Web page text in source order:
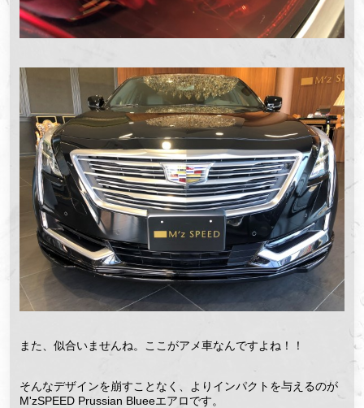
また、似合いませんね。ここがアメ車なんですよね！！
そんなデザインを崩すことなく、よりインパクトを与えるのが
M'zSPEED Prussian Blueeエアロです。